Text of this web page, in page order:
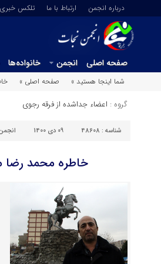
درباره انجمن ارتباط با ما تلکس خبری
صفحه اصلی انجمن خانواده‌ها
شما اینجا هستید »
صفحه اصلی »
گروه : اعضاء جداشده از فرقه رجوی
شناسه : 48608 09 دی 1400
خاطره محمد رضا